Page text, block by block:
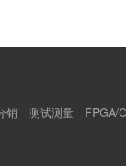
销 测试测量
FPGA/